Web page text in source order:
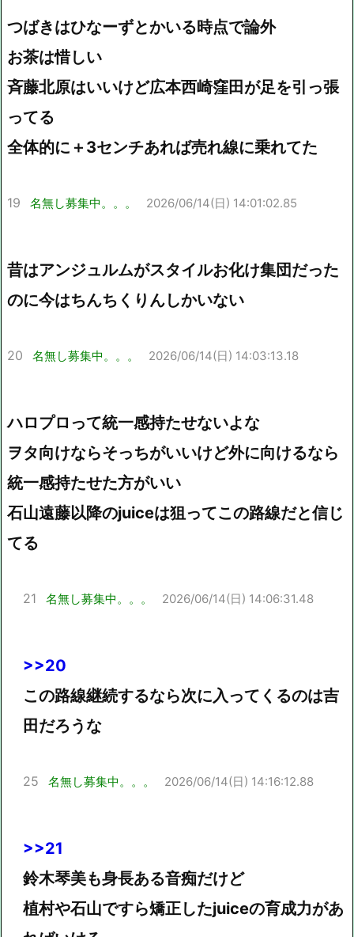
つばきはひなーずとかいる時点で論外
お茶は惜しい
斉藤北原はいいけど広本西崎窪田が足を引っ張
ってる
全体的に＋3センチあれば売れ線に乗れてた
19 名無し募集中。。。 2026/06/14(日) 14:01:02.85
昔はアンジュルムがスタイルお化け集団だった
のに今はちんちくりんしかいない
20 名無し募集中。。。 2026/06/14(日) 14:03:13.18
ハロプロって統一感持たせないよな
ヲタ向けならそっちがいいけど外に向けるなら
統一感持たせた方がいい
石山遠藤以降のjuiceは狙ってこの路線だと信じ
てる
21 名無し募集中。。。 2026/06/14(日) 14:06:31.48
>>20
この路線継続するなら次に入ってくるのは吉
田だろうな
25 名無し募集中。。。 2026/06/14(日) 14:16:12.88
>>21
鈴木琴美も身長ある音痴だけど
植村や石山ですら矯正したjuiceの育成力があ